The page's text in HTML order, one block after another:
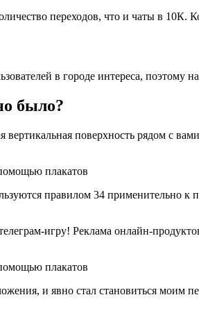
переходов, что и чаты в 10К.
в городе интереса,
было?
поверхность рядом с
правилом 34 применительно к
игру! Реклама онлайн-
и явно стал становиться